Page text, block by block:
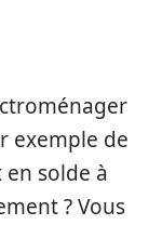
exemple de
solde à
? Vous